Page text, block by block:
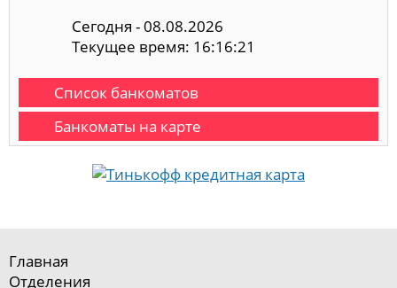
Сегодня - 08.08.2026
Текущее время: 16:16:22
Список банкоматов
Банкоматы на карте
Главная
Отделения